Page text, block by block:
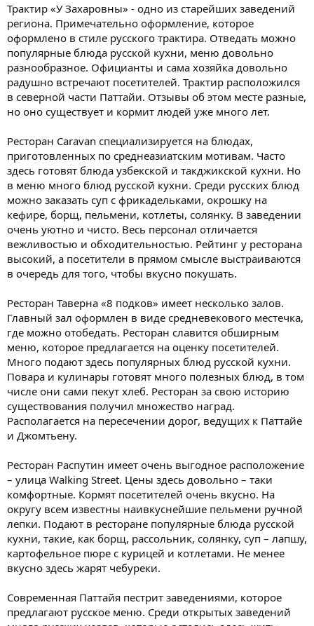
Трактир «У Захаровны» - одно из старейших заведений
региона. Примечательно оформление, которое
оформлено в стиле русского трактира. Отведать можно
популярные блюда русской кухни, меню довольно
разнообразное. Официанты и сама хозяйка довольно
радушно встречают посетителей. Трактир расположился
в северной части Паттайи. Отзывы об этом месте разные,
но оно существует и кормит людей уже много лет.
Ресторан Caravan специализируется на блюдах,
приготовленных по среднеазиатским мотивам. Часто
здесь готовят блюда узбекской и такджикской кухни. Но
в меню много блюд русской кухни. Среди русских блюд
можно заказать суп с фрикадельками, окрошку на
кефире, борщ, пельмени, котлеты, солянку. В заведении
очень уютно и чисто. Весь персонал отличается
вежливостью и обходительностью. Рейтинг у ресторана
высокий, а посетители в прямом смысле выстраиваются
в очередь для того, чтобы вкусно покушать.
Ресторан Таверна «8 подков» имеет несколько залов.
Главный зал оформлен в виде средневекового местечка,
где можно отобедать. Ресторан славится обширным
меню, которое предлагается на оценку посетителей.
Много подают здесь популярных блюд русской кухни.
Повара и кулинары готовят много полезных блюд, в том
числе они сами пекут хлеб. Ресторан за свою историю
существования получил множество наград.
Располагается на пересечении дорог, ведущих к Паттайе
и Джомтьену.
Ресторан Распутин имеет очень выгодное расположение
– улица Walking Street. Цены здесь довольно – таки
комфортные. Кормят посетителей очень вкусно. На
округу всем известны наивкуснейшие пельмени ручной
лепки. Подают в ресторане популярные блюда русской
кухни, такие, как борщ, рассольник, солянку, суп – лапшу,
картофельное пюре с курицей и котлетами. Не менее
вкусно здесь жарят чебуреки.
Современная Паттайя пестрит заведениями, которое
предлагают русское меню. Среди открытых заведений